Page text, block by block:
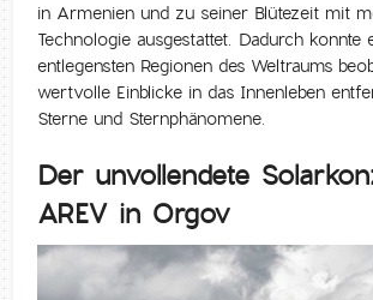
in Armenien und zu seiner Blütezeit mit
Technologie ausgestattet. Dadurch konnte
entlegensten Regionen des Weltraums
wertvolle Einblicke in das Innenleben
Sterne und Sternphänomene.
Der unvollendete
AREV in Orgov